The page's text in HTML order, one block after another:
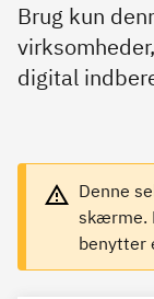
Brug kun
digital
Denne
skærme.
benytter